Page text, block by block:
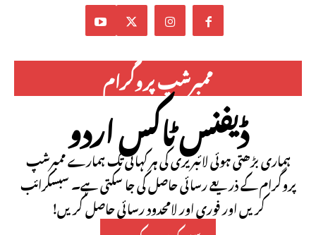
ممبرشپ پروگرام
ڈیفنس ٹاکس اردو
ہماری بڑھتی ہوئی لائبریری کی ہر کہانی تک ہمارے ممبرشپ
پروگرام کے ذریعے رسائی حاصل کی جا سکتی ہے۔ سبسکرائب
کریں اور فوری اور لامحدود رسائی حاصل کریں!